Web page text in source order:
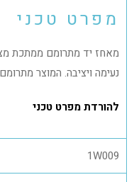
מפרט טכני
מאחז יד מתרומם ממתכת
נעימה ויציבה. המוצר
להורדת מפרט טכני
1W009